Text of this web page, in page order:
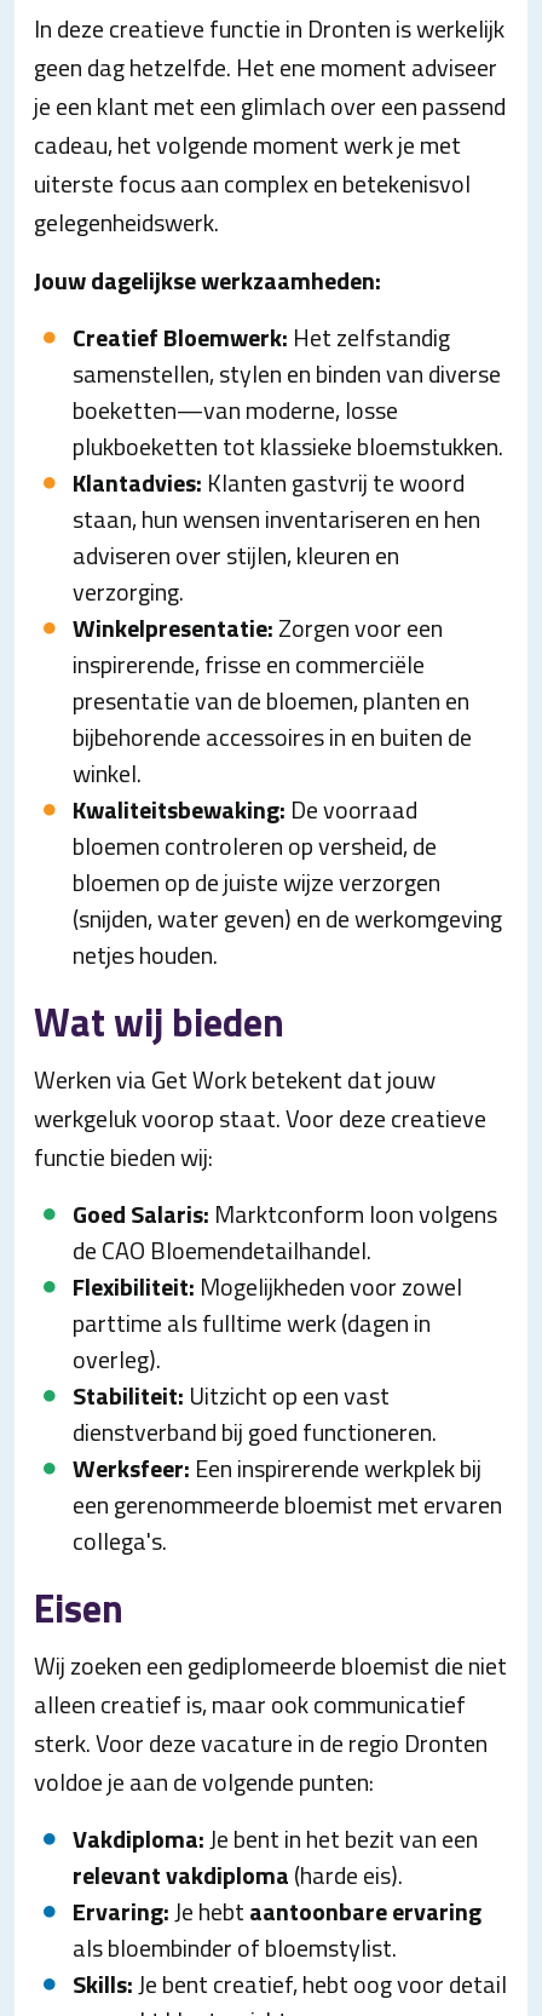
In deze creatieve functie in Dronten is werkelijk
geen dag hetzelfde. Het ene moment adviseer
je een klant met een glimlach over een passend
cadeau, het volgende moment werk je met
uiterste focus aan complex en betekenisvol
gelegenheidswerk.
Jouw dagelijkse werkzaamheden:
Creatief Bloemwerk: Het zelfstandig
samenstellen, stylen en binden van diverse
boeketten—van moderne, losse
plukboeketten tot klassieke bloemstukken.
Klantadvies: Klanten gastvrij te woord
staan, hun wensen inventariseren en hen
adviseren over stijlen, kleuren en
verzorging.
Winkelpresentatie:Zorgen voor een
inspirerende, frisse en commerciële
presentatie van de bloemen, planten en
bijbehorende accessoires in en buiten de
winkel.
Kwaliteitsbewaking: De voorraad
bloemen controleren op versheid, de
bloemen op de juiste wijze verzorgen
(snijden, water geven) en de werkomgeving
netjes houden.
Wat wij bieden
Werken via Get Work betekent dat jouw
werkgeluk voorop staat. Voor deze creatieve
functie bieden wij:
Goed Salaris: Marktconform loon volgens
de CAO Bloemendetailhandel.
Flexibiliteit: Mogelijkheden voor zowel
parttime als fulltime werk (dagen in
overleg).
Stabiliteit: Uitzicht op een vast
dienstverband bij goed functioneren.
Werksfeer: Een inspirerende werkplek bij
een gerenommeerde bloemist met ervaren
collega's.
Eisen
Wij zoeken een gediplomeerde bloemist die niet
alleen creatief is, maar ook communicatief
sterk. Voor deze vacature in de regio Dronten
voldoe je aan de volgende punten:
Vakdiploma:Je bent in het bezit van een
relevantvakdiploma(harde eis).
Ervaring:Je hebtaantoonbare ervaring
als bloembinder of bloemstylist.
Skills:Je bent creatief, hebt oog voor detail